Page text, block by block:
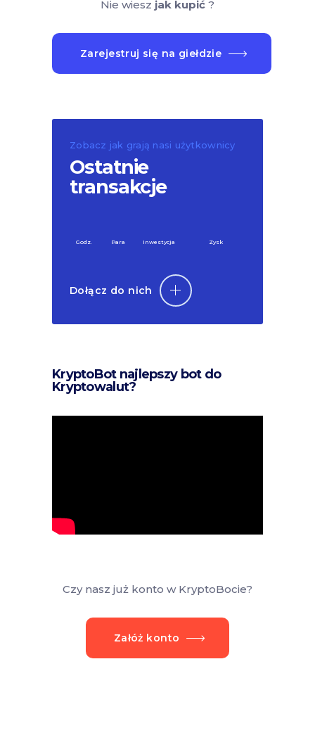
Nie wiesz jak kupić?
Zarejestruj się na giełdzie
Zobacz jak grają nasi użytkownicy
Ostatnie
transakcje
Godz. Para Inwestycja Zysk
Dołącz do nich
KryptoBot najlepszy bot do
Kryptowalut?
Czy nasz już konto w KryptoBocie?
Załóż konto